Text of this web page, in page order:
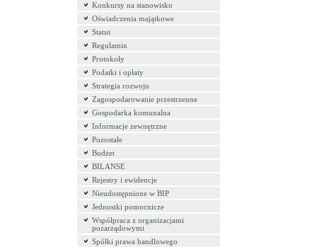
Konkursy na stanowisko
Oświadczenia majątkowe
Statut
Regulamin
Protokoły
Podatki i opłaty
Strategia rozwoju
Zagospodarowanie przestrzenne
Gospodarka komunalna
Informacje zewnętrzne
Pozostałe
Budżet
BILANSE
Rejestry i ewidencje
Nieudostępnione w BIP
Jednostki pomocnicze
Współpraca z organizacjami
pozarządowymi
Spółki prawa handlowego